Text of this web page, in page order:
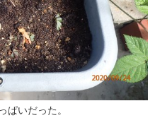
ぱいだった。